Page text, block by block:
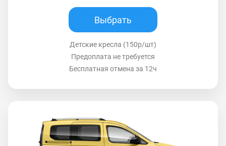
Выбрать
Детские кресла (150р/шт)
Предоплата не требуется
Бесплатная отмена за 12ч